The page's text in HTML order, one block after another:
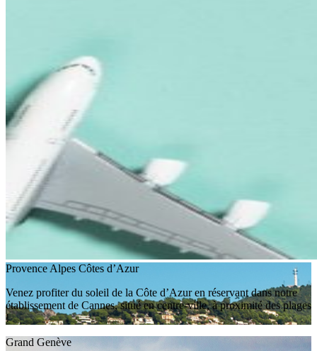
Provence Alpes Côtes d’Azur
Venez profiter du soleil de la Côte d’Azur en réservant dans notre
établissement de Cannes, situé en centre-ville, à proximité des plages
!
Grand Genève